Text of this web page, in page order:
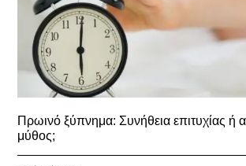
Πρωινό ξύπνημα: Συνήθεια επιτυχίας ή
μύθος;